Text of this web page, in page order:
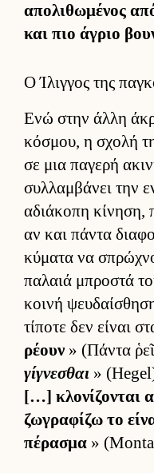
απολιθωμένος
και πιο άγριο
Ο Ίλιγγος της
Ενώ στην άλλη
κόσμου, η σχολή
σε μια παγερή
συλ­λαμ­βάνει την
αδιάκοπη κίνηση,
αν και πάντα
κύματα να
παλαιά μπροστά
κοινή
τίποτε δεν εί­ναι
ρέουν » (Πάντα
γίγνεσθαι »
[…] κλονίζονται
ζωγραφίζω το
πέρασμα »